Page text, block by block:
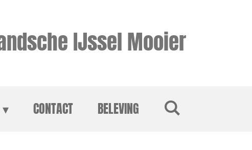
IJssel Mooier
CONTACT BELEVING